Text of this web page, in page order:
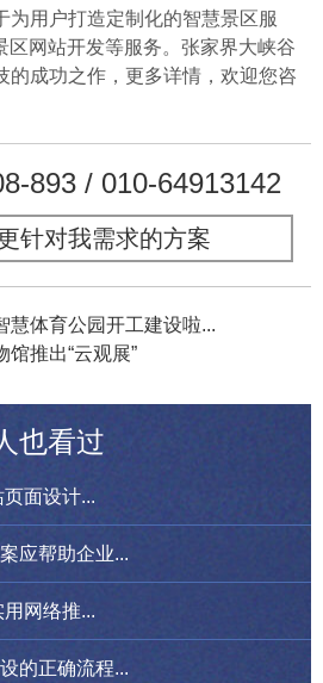
用户打造定制化的智慧景区服
区网站开发等服务。张家界大峡谷
的成功之作，更多详情，欢迎您咨
893 / 010-64913142
针对我需求的方案
慧体育公园开工建设啦...
推出“云观展”
也看过
面设计...
应帮助企业...
网络推...
的正确流程...